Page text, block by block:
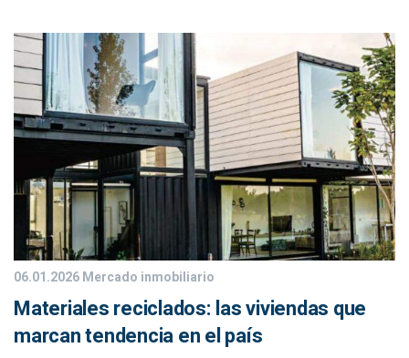
06.01.2026Mercado inmobiliario
Materiales reciclados: las viviendas que
marcan tendencia en el país